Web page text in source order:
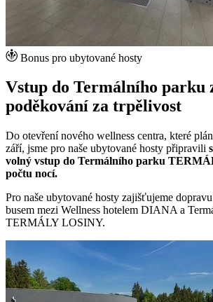
Bonus pro ubytované hosty
Vstup do Termálního parku
poděkování za trpělivost
Do otevření nového wellness centra, které
září, jsme pro naše ubytované hosty připravili
volný vstup do Termálního parku
počtu nocí.
Pro naše ubytované hosty zajišťujeme
busem mezi Wellness hotelem DIANA a
TERMÁLY LOSINY.